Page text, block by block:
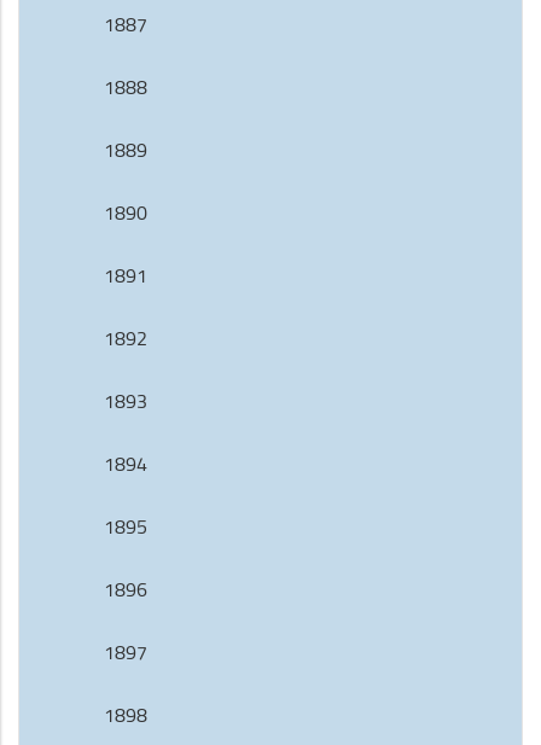
1887
1888
1889
1890
1891
1892
1893
1894
1895
1896
1897
1898